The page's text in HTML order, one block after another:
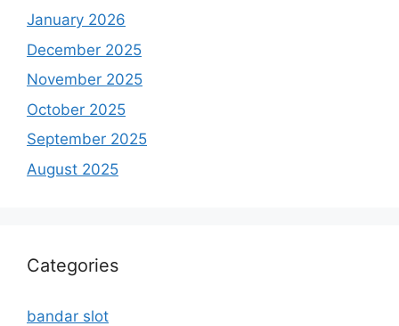
January 2026
December 2025
November 2025
October 2025
September 2025
August 2025
Categories
bandar slot